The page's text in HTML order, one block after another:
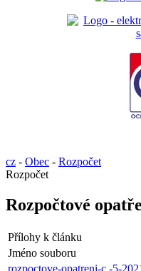
cz - Obec - Rozpočet
Rozpočet
Rozpočtové
Přílohy k článku
Jméno souboru
rozpoctove-opatreni-c.-5-